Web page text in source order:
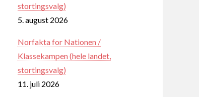
stortingsvalg)
5. august 2026
Norfakta for Nationen /
Klassekampen (hele landet,
stortingsvalg)
11. juli 2026